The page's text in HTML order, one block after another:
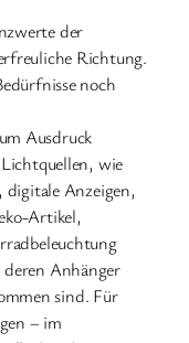
der
Richtung.
noch
Ausdruck
wie
digitale Anzeigen,
Artikel,
deren Anhänger
sind. Für
– im